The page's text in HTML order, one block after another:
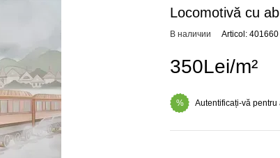
Locomotivă cu
В наличии Articol: 401660
350Lei/m²
% Autentificați-vă